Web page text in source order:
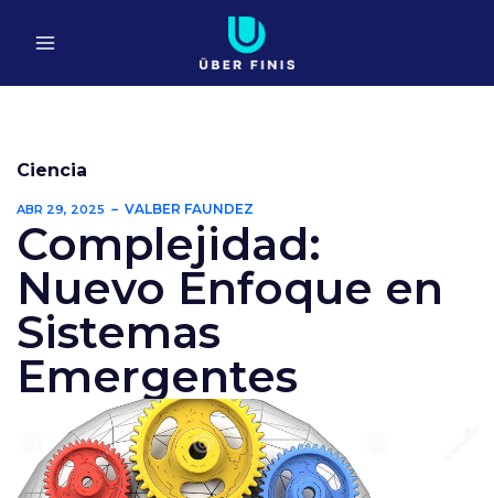
Ciencia
ABR 29, 2025 VALBER FAUNDEZ
Complejidad:
Nuevo Enfoque en
Sistemas
Emergentes